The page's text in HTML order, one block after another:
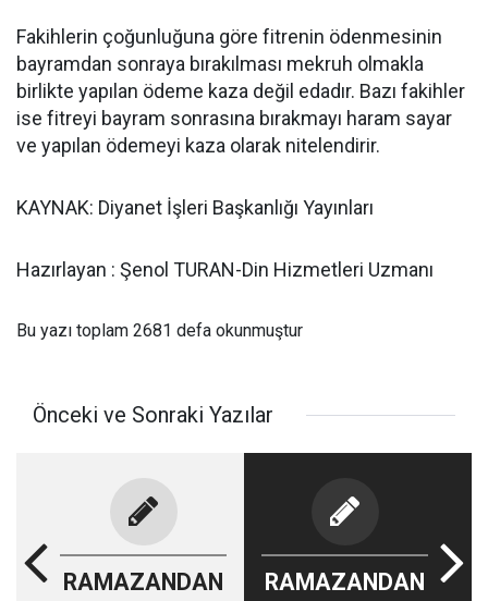
Fakihlerin çoğunluğuna göre fitrenin ödenmesinin
bayramdan sonraya bırakılması mekruh olmakla
birlikte yapılan ödeme kaza değil edadır. Bazı fakihler
ise fitreyi bayram sonrasına bırakmayı haram sayar
ve yapılan ödemeyi kaza olarak nitelendirir.
KAYNAK: Diyanet İşleri Başkanlığı Yayınları
Hazırlayan : Şenol TURAN-Din Hizmetleri Uzmanı
Bu yazı toplam 2681 defa okunmuştur
Önceki ve Sonraki Yazılar
RAMAZANDAN
RAMAZANDAN